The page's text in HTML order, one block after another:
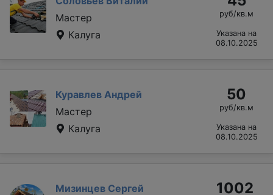
Мастер
Калуга
руб/кв.м
Указана на
08.10.2025
Куравлев Андрей
Мастер
Калуга
50
руб/кв.м
Указана на
08.10.2025
Мизинцев Сергей
1002